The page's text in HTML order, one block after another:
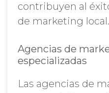
contribuyen al
de marketing local.
Agencias de
especializadas
Las agencias de